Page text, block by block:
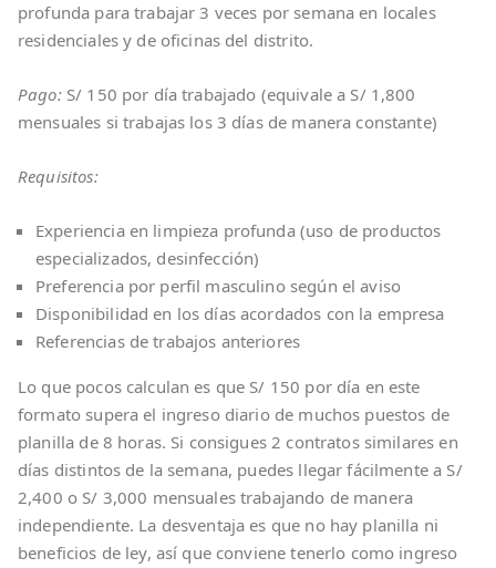
profunda para trabajar 3 veces por semana en locales
residenciales y de oficinas del distrito.
Pago:S/ 150 por día trabajado (equivale a S/ 1,800
mensuales si trabajas los 3 días de manera constante)
Requisitos:
Experiencia en limpieza profunda (uso de productos
especializados, desinfección)
Preferencia por perfil masculino según el aviso
Disponibilidad en los días acordados con la empresa
Referencias de trabajos anteriores
Lo que pocos calculan es que S/ 150 por día en este
formato supera el ingreso diario de muchos puestos de
planilla de 8 horas. Si consigues 2 contratos similares en
días distintos de la semana, puedes llegar fácilmente a S/
2,400 o S/ 3,000 mensuales trabajando de manera
independiente. La desventaja es que no hay planilla ni
beneficios de ley, así que conviene tenerlo como ingreso